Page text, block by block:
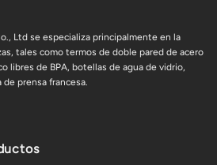
Ltd se especializa principalmente en la
tales como termos de doble pared de acero
libres de BPA, botellas de agua de vidrio,
prensa francesa.